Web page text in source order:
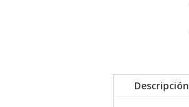
Descripción